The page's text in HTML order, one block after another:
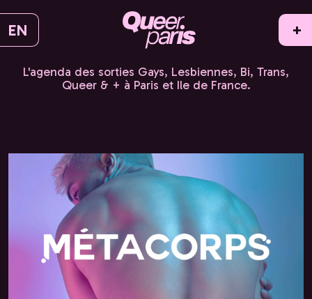
EN +
L'agenda des sorties Gays, Lesbiennes, Bi, Trans,
Queer & + à Paris et Ile de France.